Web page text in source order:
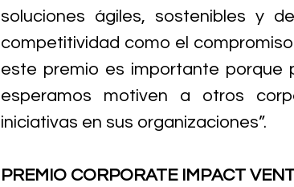
soluciones ágiles, sostenibles y
competitividad como el
este premio es importante porque
esperamos motiven a otros
iniciativas en sus organizaciones”.
PREMIO CORPORATE IMPACT